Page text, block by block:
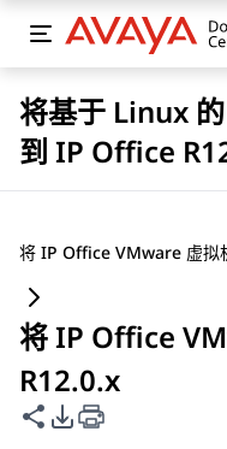
将基于 Linux
到 IP Office
将 IP Office VMware 虚拟
将 IP Office
R12.0.x
共享此页面
PDF 导出选项